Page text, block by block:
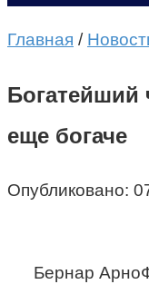
Главная /
Богатейший
еще богаче
Опубликовано:
Бернар